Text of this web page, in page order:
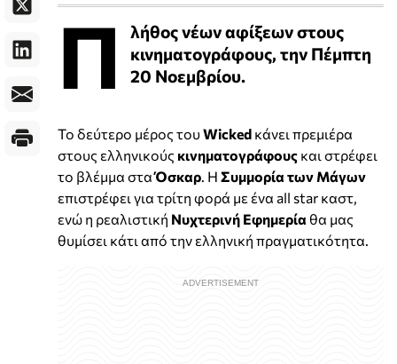
Π
λήθος νέων αφίξεων στους
κινηματογράφους, την Πέμπτη
20 Νοεμβρίου.
Το δεύτερο μέρος τουWicked κάνει πρεμιέρα
στους ελληνικούς κινηματογράφους και στρέφει
το βλέμμα σταΌσκαρ . Η Συμμορία των Μάγων
επιστρέφει για τρίτη φορά με ένα all star καστ,
ενώ η ρεαλιστική Νυχτερινή Εφημερία θα μας
θυμίσει κάτι από την ελληνική πραγματικότητα.